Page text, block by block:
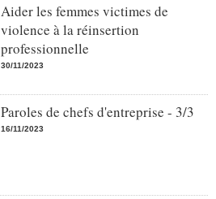
Aider les femmes victimes de
violence à la réinsertion
professionnelle
30/11/2023
Paroles de chefs d'entreprise - 3/3
16/11/2023